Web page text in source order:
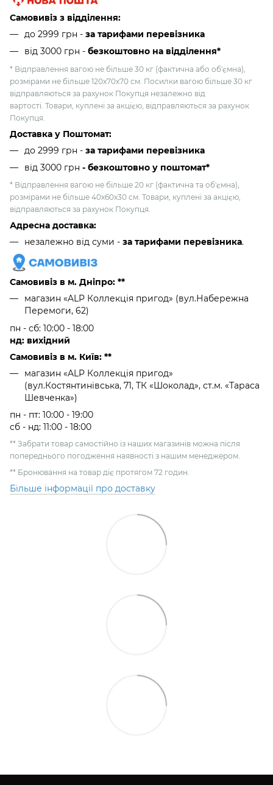
Самовивіз з відділення:
до 2999 грн - за тарифами перевізника
від 3000 грн - безкоштовно на відділення*
* Відправлення вагою не більше 30 кг (фактична або об'ємна),
розмірами не більше 120х70х70 см. Посилки вагою більше 30 кг
відправляються за рахунок Покупця незалежно від
вартості. Товари, куплені за акцією, відправляються за рахунок
Покупця.
Доставка у Поштомат:
до 2999 грн - за тарифами перевізника
від 3000 грн - безкоштовно у поштомат*
* Відправлення вагою не більше 20 кг (фактична та об'ємна),
розмірами не більше 40х60х30 см. Товари, куплені за акцією,
відправляються за рахунок Покупця.
Адресна доставка:
незалежно від суми - за тарифами перевізника.
Самовивіз в м. Дніпро: **
магазин «ALP Коллекція пригод» (вул.Набережна
Перемоги, 62)
пн - сб: 10:00 - 18:00
нд: вихідний
Самовивіз в м. Київ: **
магазин «ALP Коллекція пригод»
(вул.Костянтинівська, 71, ТК «Шоколад», ст.м. «Тараса
Шевченка»)
пн - пт: 10:00 - 19:00
сб - нд: 11:00 - 18:00
** Забрати товар самостійно із наших магазинів можна після
попереднього погодження наявності з нашим менеджером.
** Бронювання на товар діє протягом 72 годин.
Більше інформації про доставку